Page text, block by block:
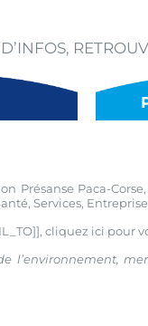
Présanse Paca-
Services,
cliquez ici pour
l’environnement,